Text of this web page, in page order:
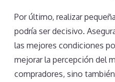
Por último, realizar
podría ser decisivo.
las mejores condiciones
mejorar la percepción del
compradores, sino